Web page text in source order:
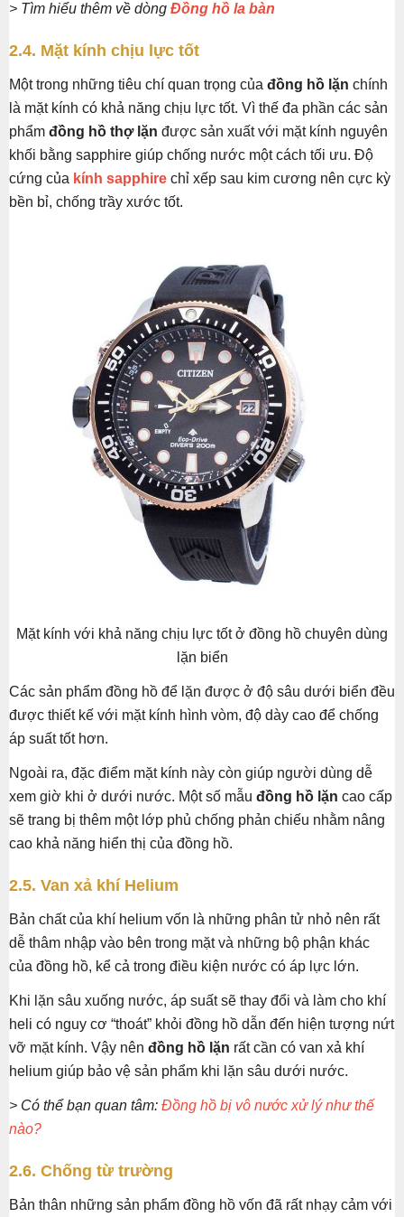
> Tìm hiểu thêm về dòng Đồng hồ la bàn
2.4. Mặt kính chịu lực tốt
Một trong những tiêu chí quan trọng của đồng hồ lặn chính
là mặt kính có khả năng chịu lực tốt. Vì thế đa phần các sản
phẩm đồng hồ thợ lặn được sản xuất với mặt kính nguyên
khối bằng sapphire giúp chống nước một cách tối ưu. Độ
cứng của kính sapphire chỉ xếp sau kim cương nên cực kỳ
bền bỉ, chống trầy xước tốt.
Mặt kính với khả năng chịu lực tốt ở đồng hồ chuyên dùng
lặn biển
Các sản phẩm đồng hồ để lặn được ở độ sâu dưới biển đều
được thiết kế với mặt kính hình vòm, độ dày cao để chống
áp suất tốt hơn.
Ngoài ra, đặc điểm mặt kính này còn giúp người dùng dễ
xem giờ khi ở dưới nước. Một số mẫu đồng hồ lặn cao cấp
sẽ trang bị thêm một lớp phủ chống phản chiếu nhằm nâng
cao khả năng hiển thị của đồng hồ.
2.5. Van xả khí Helium
Bản chất của khí helium vốn là những phân tử nhỏ nên rất
dễ thâm nhập vào bên trong mặt và những bộ phận khác
của đồng hồ, kể cả trong điều kiện nước có áp lực lớn.
Khi lặn sâu xuống nước, áp suất sẽ thay đổi và làm cho khí
heli có nguy cơ “thoát” khỏi đồng hồ dẫn đến hiện tượng nứt
vỡ mặt kính. Vậy nên đồng hồ lặn rất cần có van xả khí
helium giúp bảo vệ sản phẩm khi lặn sâu dưới nước.
> Có thể bạn quan tâm: Đồng hồ bị vô nước xử lý như thế
nào?
2.6. Chống từ trường
Bản thân những sản phẩm đồng hồ vốn đã rất nhạy cảm với